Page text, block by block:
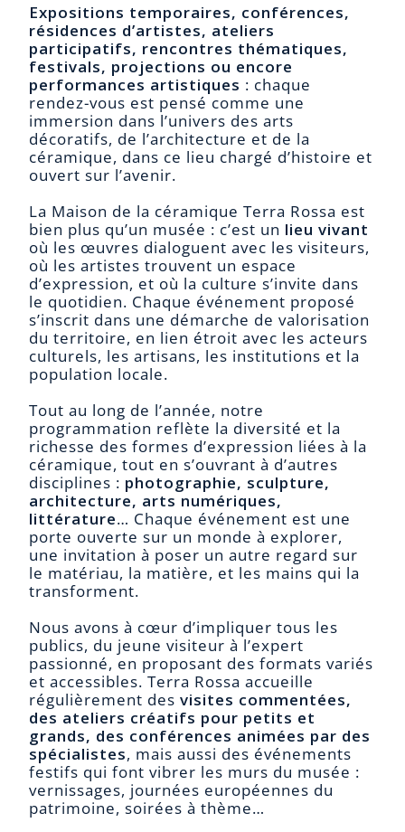
Expositions temporaires, conférences,
résidences d’artistes, ateliers
participatifs, rencontres thématiques,
festivals, projections ou encore
performances artistiques : chaque
rendez-vous est pensé comme une
immersion dans l’univers des arts
décoratifs, de l’architecture et de la
céramique, dans ce lieu chargé d’histoire et
ouvert sur l’avenir.
La Maison de la céramique Terra Rossa est
bien plus qu’un musée : c’est un lieu vivant
où les œuvres dialoguent avec les visiteurs,
où les artistes trouvent un espace
d’expression, et où la culture s’invite dans
le quotidien. Chaque événement proposé
s’inscrit dans une démarche de valorisation
du territoire, en lien étroit avec les acteurs
culturels, les artisans, les institutions et la
population locale.
Tout au long de l’année, notre
programmation reflète la diversité et la
richesse des formes d’expression liées à la
céramique, tout en s’ouvrant à d’autres
disciplines : photographie, sculpture,
architecture, arts numériques,
littérature… Chaque événement est une
porte ouverte sur un monde à explorer,
une invitation à poser un autre regard sur
le matériau, la matière, et les mains qui la
transforment.
Nous avons à cœur d’impliquer tous les
publics, du jeune visiteur à l’expert
passionné, en proposant des formats variés
et accessibles. Terra Rossa accueille
régulièrement desvisites commentées,
des ateliers créatifs pour petits et
grands, des conférences animées par des
spécialistes, mais aussi des événements
festifs qui font vibrer les murs du musée :
vernissages, journées européennes du
patrimoine, soirées à thème…